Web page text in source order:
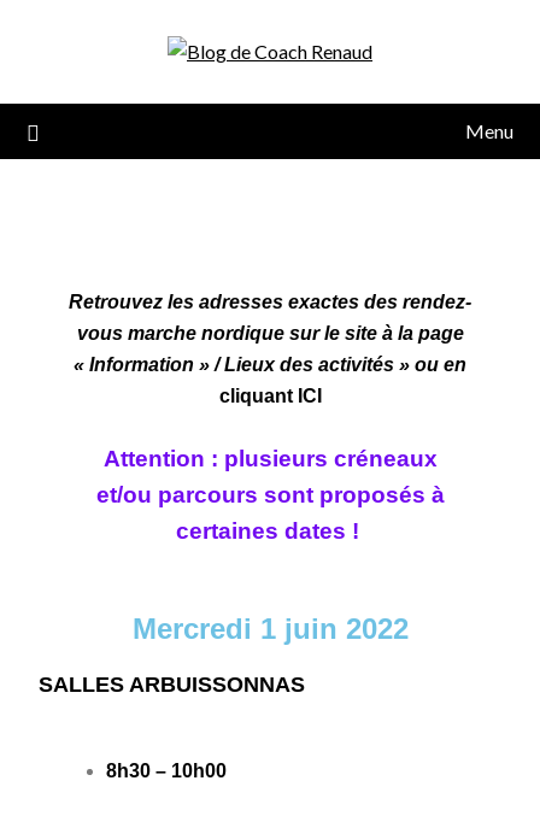
Menu
Retrouvez les adresses exactes des rendez-
vous marche nordique sur le site à la page
« Information » / Lieux des activités » ou en
cliquant ICI
Attention : plusieurs créneaux
et/ou parcours sont proposés à
certaines dates !
Mercredi 1 juin 2022
SALLES ARBUISSONNAS
8h30 – 10h00